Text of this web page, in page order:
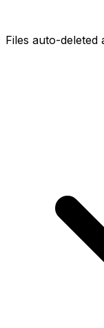
Files auto-deleted